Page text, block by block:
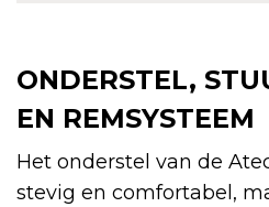
ONDERSTEL,
EN REMSYSTEEM
Het onderstel van de
stevig en comfortabel,